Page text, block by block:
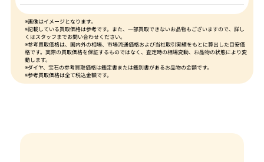
※画像はイメージとなります。
※記載している買取価格は参考です。また、一部買取できないお品物もございますので、詳し
くはスタッフまでお問い合わせください。
※参考買取価格は、国内外の相場、市場流通価格および当社取引実績をもとに算出した目安価
格です。実際の買取価格を保証するものではなく、査定時の相場変動、お品物の状態により変
動します。
※ダイヤ、宝石の参考買取価格は鑑定書または鑑別書があるお品物の金額です。
※参考買取価格は全て税込金額です。